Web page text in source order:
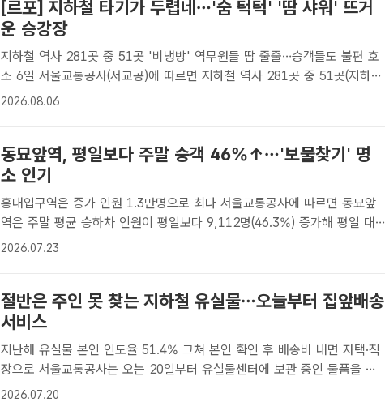
[르포] 지하철 타기가 두렵네…'숨 턱턱' '땀 샤워' 뜨거
운 승강장
지하철 역사 281곳 중 51곳 '비냉방' 역무원들 땀 줄줄…승객들도 불편 호
소 6일 서울교통공사(서교공)에 따르면 지하철 역사 281곳 중 51곳(지하
26곳·지상 25곳)에 냉방장치가 설치돼 있지 않다. /안디모데 기자[더팩트ㅣ
2026.08.06
동묘앞역, 평일보다 주말 승객 46%↑…'보물찾기' 명
소 인기
홍대입구역은 증가 인원 1.3만명으로 최다 서울교통공사에 따르면 동묘앞
역은 주말 평균 승하차 인원이 평일보다 9,112명(46.3%) 증가해 평일 대
비 가장 높은 증가율을 기록했다. 사진은 서울 동묘 구제시장 일대의 모습. /
2026.07.23
절반은 주인 못 찾는 지하철 유실물…오늘부터 집앞배송
서비스
지난해 유실물 본인 인도율 51.4% 그쳐 본인 확인 후 배송비 내면 자택·직
장으로 서울교통공사는 오는 20일부터 유실물센터에 보관 중인 물품을 원
하는 주소로 배송해주는 '유실물 집앞배송 서비스'를 시행한다. /서울교통공
2026.07.20